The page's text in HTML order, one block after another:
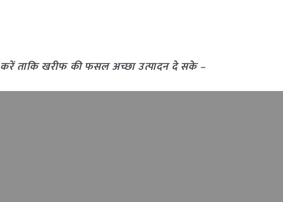
करें ताकि खरीफ की फसल अच्छा उत्पादन दे सके –